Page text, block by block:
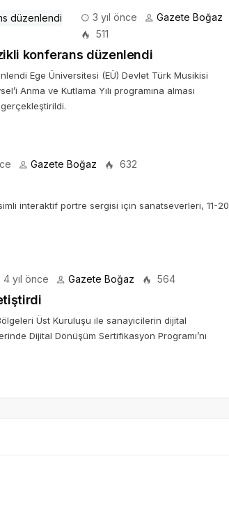
3 yıl önce
Gazete Boğaz
511
konferans düzenlendi
Ege Üniversitesi (EÜ) Devlet Türk Musikisi
Anma ve Kutlama Yılı programına alması
gerçekleştirildi.
Gazete Boğaz 632
interaktif portre sergisi için sanatseverleri, 11-20
4 yıl önce Gazete Boğaz 564
Üst Kuruluşu ile sanayicilerin dijital
Dijital Dönüşüm Sertifikasyon Programı’nı